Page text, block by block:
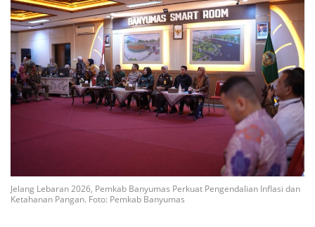
Jelang Lebaran 2026, Pemkab Banyumas Perkuat Pengendalian Inflasi dan
Ketahanan Pangan. Foto: Pemkab Banyumas